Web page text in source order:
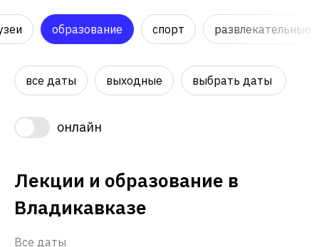
образование спорт развлекательные
все даты выходные выбрать даты
онлайн
Лекции и образование в
Владикавказе
Все даты